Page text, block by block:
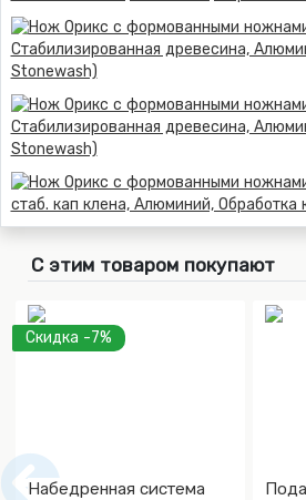
С этим товаром покупают
Скидка -7%
Набедренная система